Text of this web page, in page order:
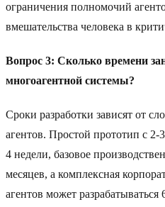
ограничения полномочий
вмешательства человека в
Вопрос 3: Сколько времени
многоагентной системы?
Сроки разработки зависят от
агентов. Простой прототип с 2-
4 недели, базовое
месяцев, а комплексная
агентов может